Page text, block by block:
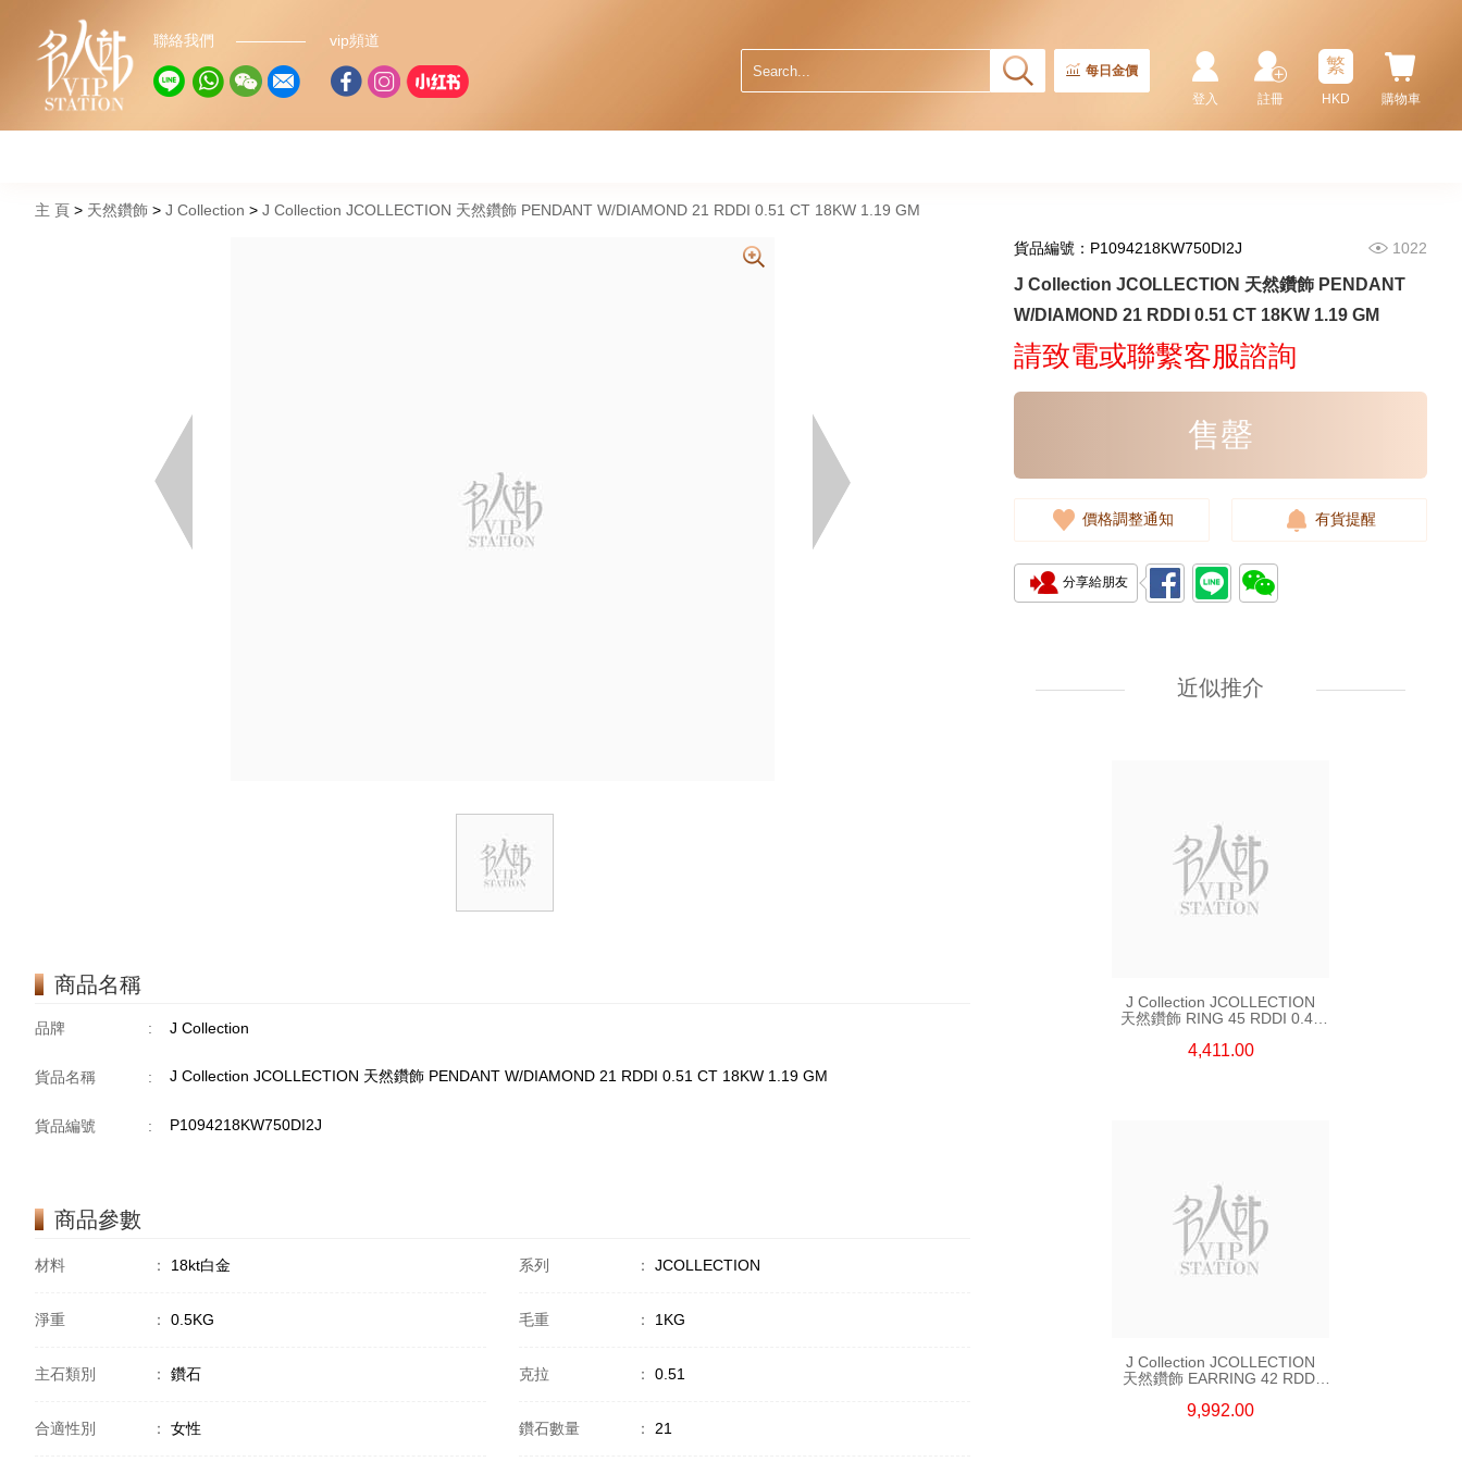
聯絡我們 vip頻道
每日金價
購物車
繁
HKD
註冊
登入
主 頁 天然鑽飾 J Collection J Collection JCOLLECTION 天然鑽飾 PENDANT W/DIAMOND 21 RDDI 0.51 CT 18KW 1.19 GM
商品名稱
品牌 : J Collection
貨品名稱 : J Collection JCOLLECTION 天然鑽飾 PENDANT W/DIAMOND 21 RDDI 0.51 CT 18KW 1.19 GM
貨品編號 : P1094218KW750DI2J
商品參數
材料 ： 18kt白金 系列 ： JCOLLECTION
淨重 ： 0.5KG 毛重 ： 1KG
主石類別 ： 鑽石 克拉 ： 0.51
合適性別 ： 女性 鑽石數量 ： 21
貨品編號：P1094218KW750DI2J 1022
J Collection JCOLLECTION 天然鑽飾 PENDANT
W/DIAMOND 21 RDDI 0.51 CT 18KW 1.19 GM
請致電或聯繫客服諮詢
售罄
價格調整通知 有貨提醒
分享給朋友
近似推介
J Collection JCOLLECTION
天然鑽飾 RING W/DIAMOND 17
RDDI 0.32 CT18KR 2.14 GM
18KW 4.50 GM (Head 6.5mm)
3,764.00
J Collection JCOLLECTION
天然鑽飾 RING 45 RDDI 0.48
4,411.00
J Collection JCOLLECTION
天然鑽飾 EARRING 42 RDDI
9,992.00